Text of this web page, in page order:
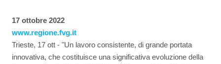
17 ottobre 2022
www.regione.fvg.it
Trieste, 17 ott - "Un lavoro consistente, di grande portata
innovativa, che costituisce una significativa evoluzione della